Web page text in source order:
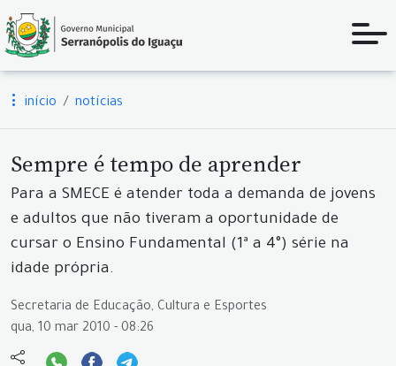
início notícias
Sempre é tempo de aprender
Para a SMECE é atender toda a demanda de jovens
e adultos que não tiveram a oportunidade de
cursar o Ensino Fundamental (1ª a 4°) série na
idade própria.
Secretaria de Educação, Cultura e Esportes
qua, 10 mar 2010 - 08:26